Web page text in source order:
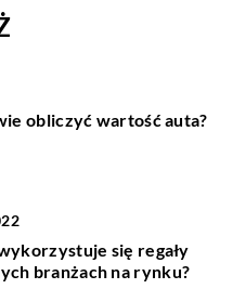
obliczyć wartość auta?
się regały
branżach na rynku?